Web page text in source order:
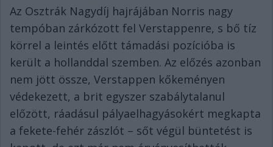
Az Osztrák Nagydíj hajrájában Norris nagy
tempóban zárkózott fel Verstappenre, s bő tíz
körrel a leintés előtt támadási pozícióba is
került a hollanddal szemben. Az előzés azonban
nem jött össze, Verstappen kőkeményen
védekezett, a brit egyszer szabálytalanul
előzött, ráadásul pályaelhagyásokért megkapta
a fekete-fehér zászlót – sőt végül büntetést is